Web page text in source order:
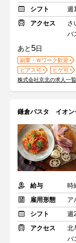
シフト
週
アクセス
さ
バ
あと 5日
副業・Ｗワーク歓迎
ピアス可
ヒゲ可
株式会社京北の求人一
鎌倉パスタ イオン
給与
時
雇用形態
ア
シフト
週
アクセス
北
バ